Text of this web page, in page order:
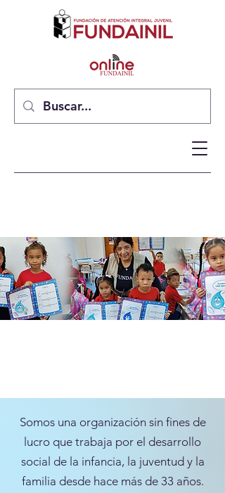
Somos una organización sin fines de
lucro que trabaja por el desarrollo
social de la infancia, la juventud y la
familia desde hace más de 33 años.